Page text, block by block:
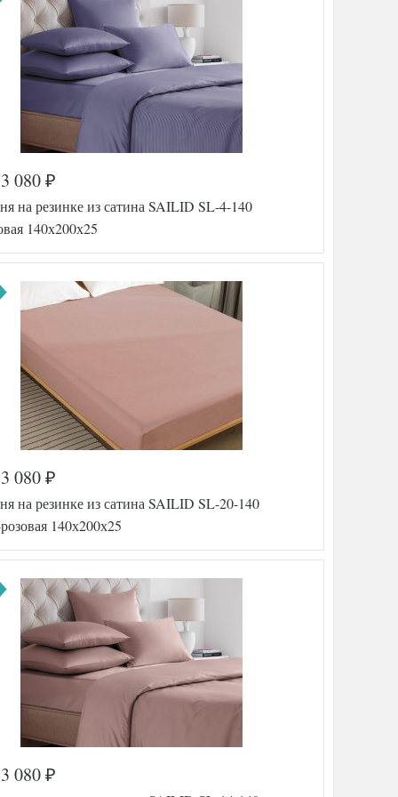
557-169
SLD-SL
-4-140
Сатин
140х200
резинке)
Sailid
(Китай)
3 080 ₽
на резинке из сатина SAILID SL-4-140
140х200х25
573-184
3 080 ₽
на резинке из сатина SAILID SL-20-140
140х200х25
3 080 ₽